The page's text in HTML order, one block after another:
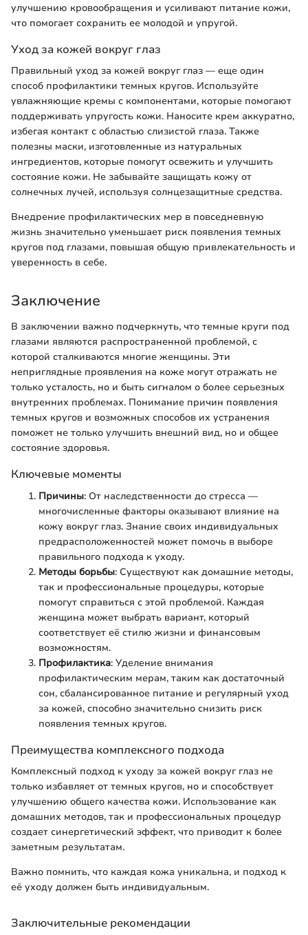
улучшению кровообращения и усиливают питание кожи,
что помогает сохранить ее молодой и упругой.
Уход за кожей вокруг глаз
Правильный уход за кожей вокруг глаз — еще один
способ профилактики темных кругов. Используйте
увлажняющие кремы с компонентами, которые помогают
поддерживать упругость кожи. Наносите крем аккуратно,
избегая контакт с областью слизистой глаза. Также
полезны маски, изготовленные из натуральных
ингредиентов, которые помогут освежить и улучшить
состояние кожи. Не забывайте защищать кожу от
солнечных лучей, используя солнцезащитные средства.
Внедрение профилактических мер в повседневную
жизнь значительно уменьшает риск появления темных
кругов под глазами, повышая общую привлекательность и
уверенность в себе.
Заключение
В заключении важно подчеркнуть, что темные круги под
глазами являются распространенной проблемой, с
которой сталкиваются многие женщины. Эти
неприглядные проявления на коже могут отражать не
только усталость, но и быть сигналом о более серьезных
внутренних проблемах. Понимание причин появления
темных кругов и возможных способов их устранения
поможет не только улучшить внешний вид, но и общее
состояние здоровья.
Ключевые моменты
Причины: От наследственности до стресса —
многочисленные факторы оказывают влияние на
кожу вокруг глаз. Знание своих индивидуальных
предрасположенностей может помочь в выборе
правильного подхода к уходу.
Методы борьбы: Существуют как домашние методы,
так и профессиональные процедуры, которые
помогут справиться с этой проблемой. Каждая
женщина может выбрать вариант, который
соответствует её стилю жизни и финансовым
возможностям.
Профилактика: Уделение внимания
профилактическим мерам, таким как достаточный
сон, сбалансированное питание и регулярный уход
за кожей, способно значительно снизить риск
появления темных кругов.
Преимущества комплексного подхода
Комплексный подход к уходу за кожей вокруг глаз не
только избавляет от темных кругов, но и способствует
улучшению общего качества кожи. Использование как
домашних методов, так и профессиональных процедур
создает синергетический эффект, что приводит к более
заметным результатам.
Важно помнить, что каждая кожа уникальна, и подход к
её уходу должен быть индивидуальным.
Заключительные рекомендации